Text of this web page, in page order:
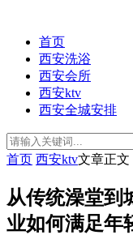
首页
西安洗浴
西安会所
西安ktv
西安全城安排
首页 西安ktv文章正文
从传统澡堂到
业如何满足年